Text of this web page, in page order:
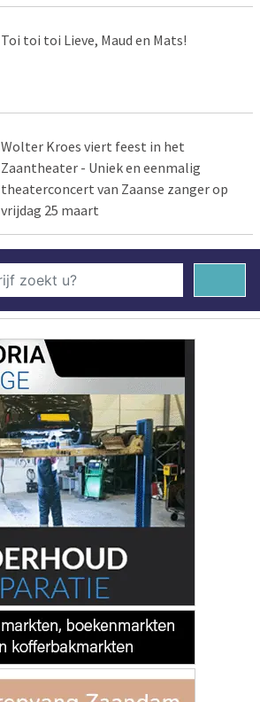
Toi toi toi Lieve, Maud en Mats!
Wolter Kroes viert feest in het
Zaantheater - Uniek en eenmalig
theaterconcert van Zaanse zanger op
vrijdag 25 maart